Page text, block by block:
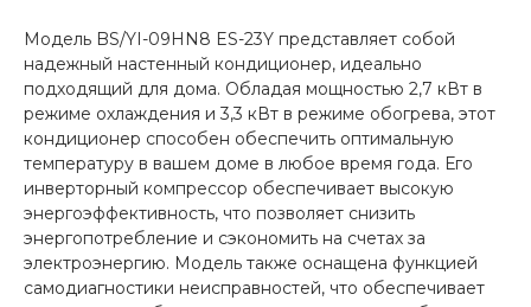
Модель BS/YI-09HN8 ES-23Y представляет собой
надежный настенный кондиционер, идеально
подходящий для дома. Обладая мощностью 2,7 кВт в
режиме охлаждения и 3,3 кВт в режиме обогрева, этот
кондиционер способен обеспечить оптимальную
температуру в вашем доме в любое время года. Его
инверторный компрессор обеспечивает высокую
энергоэффективность, что позволяет снизить
энергопотребление и сэкономить на счетах за
электроэнергию. Модель также оснащена функцией
самодиагностики неисправностей, что обеспечивает